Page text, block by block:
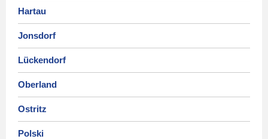
Hartau
Jonsdorf
Lückendorf
Oberland
Ostritz
Polski